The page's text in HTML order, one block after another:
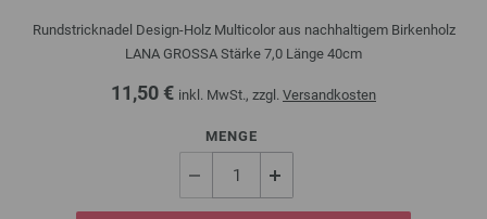
Rundstricknadel Design-Holz Multicolor aus nachhaltigem Birkenholz
LANA GROSSA Stärke 7,0 Länge 40cm
11,50 € inkl. MwSt., zzgl. Versandkosten
MENGE